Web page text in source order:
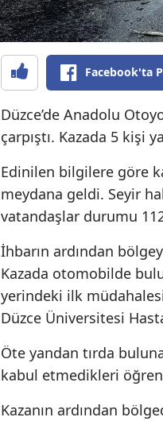
Facebook'ta
Düzce’de Anadolu
çarpıştı. Kazada 5 kişi
Edinilen bilgilere göre
meydana geldi. Seyir
vatandaşlar durumu
İhbarın ardından
Kazada otomobilde
yerindeki ilk
Düzce Üniversitesi
Öte yandan tırda
kabul etmedikleri
Kazanın ardından